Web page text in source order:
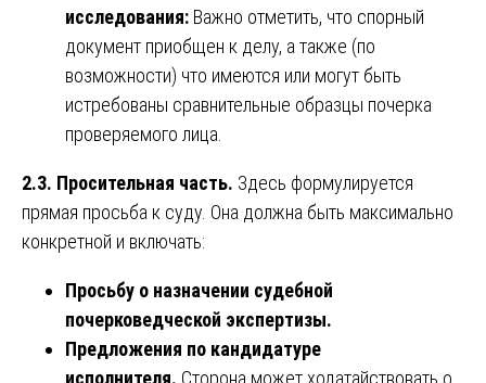
исследования: Важно отметить, что спорный
документ приобщен к делу, а также (по
возможности) что имеются или могут быть
истребованы сравнительные образцы почерка
проверяемого лица.
2.3. Просительная часть. Здесь формулируется
прямая просьба к суду. Она должна быть максимально
конкретной и включать:
Просьбу о назначении судебной
почерковедческой экспертизы.
Предложения по кандидатуре
исполнителя. Сторона может ходатайствовать о